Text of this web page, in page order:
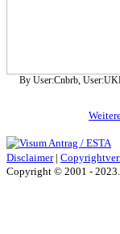
By User:Cnbrb,
Disclaimer|
Copyright © 2001 -